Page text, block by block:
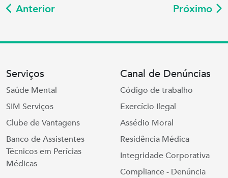
Anterior Próximo
Serviços
Saúde Mental
SIM Serviços
Clube de Vantagens
Banco de Assistentes
Técnicos em Perícias
Médicas
Canal de Denúncias
Código de trabalho
Exercício Ilegal
Assédio Moral
Residência Médica
Integridade Corporativa
Compliance - Denúncia